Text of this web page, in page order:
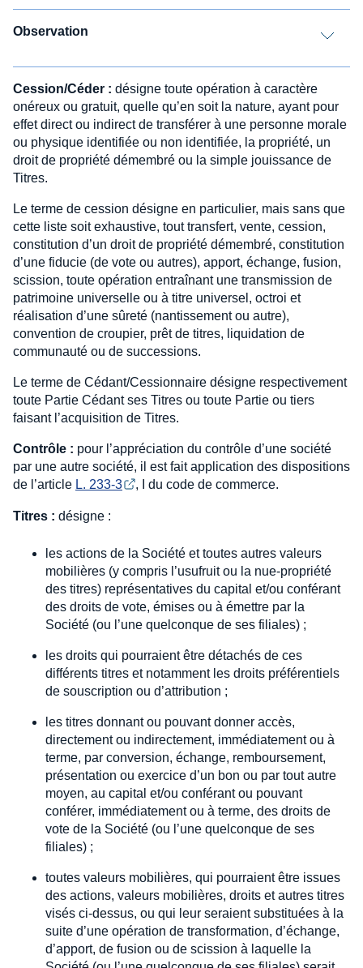
Observation
Cession/Céder : désigne toute opération à caractère
onéreux ou gratuit, quelle qu’en soit la nature, ayant pour
effet direct ou indirect de transférer à une personne morale
ou physique identifiée ou non identifiée, la propriété, un
droit de propriété démembré ou la simple jouissance de
Titres.
Le terme de cession désigne en particulier, mais sans que
cette liste soit exhaustive, tout transfert, vente, cession,
constitution d’un droit de propriété démembré, constitution
d’une fiducie (de vote ou autres), apport, échange, fusion,
scission, toute opération entraînant une transmission de
patrimoine universelle ou à titre universel, octroi et
réalisation d’une sûreté (nantissement ou autre),
convention de croupier, prêt de titres, liquidation de
communauté ou de successions.
Le terme de Cédant/Cessionnaire désigne respectivement
toute Partie Cédant ses Titres ou toute Partie ou tiers
faisant l’acquisition de Titres.
Contrôle : pour l’appréciation du contrôle d’une société
par une autre société, il est fait application des dispositions
de l’article L. 233-3 , I du code de commerce.
Titres : désigne :
les actions de la Société et toutes autres valeurs
mobilières (y compris l’usufruit ou la nue-propriété
des titres) représentatives du capital et/ou conférant
des droits de vote, émises ou à émettre par la
Société (ou l’une quelconque de ses filiales) ;
les droits qui pourraient être détachés de ces
différents titres et notamment les droits préférentiels
de souscription ou d’attribution ;
les titres donnant ou pouvant donner accès,
directement ou indirectement, immédiatement ou à
terme, par conversion, échange, remboursement,
présentation ou exercice d’un bon ou par tout autre
moyen, au capital et/ou conférant ou pouvant
conférer, immédiatement ou à terme, des droits de
vote de la Société (ou l’une quelconque de ses
filiales) ;
toutes valeurs mobilières, qui pourraient être issues
des actions, valeurs mobilières, droits et autres titres
visés ci-dessus, ou qui leur seraient substituées à la
suite d’une opération de transformation, d’échange,
d’apport, de fusion ou de scission à laquelle la